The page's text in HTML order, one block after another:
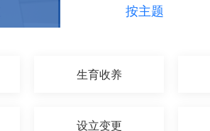
按主题
生育收养
设立变更